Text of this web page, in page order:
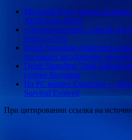
Microsoft будет дарить
X018 через Mixer
«Легкая платина»: список
попал в сеть
Death Stranding обзавелась
посвящен загадочному
Death Stranding: Трой Бэйкер
голове Коздимы
На PC вышел Extinction —
Survival Evolved
При цитировании ссылка на